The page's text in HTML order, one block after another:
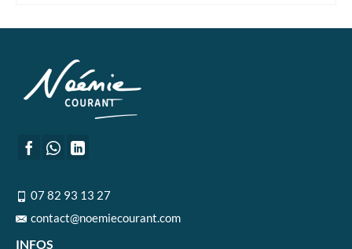
produit
la
07 82 93 13 27
contact@noemiecourant.com
INFOS